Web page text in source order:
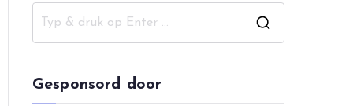
Gesponsord door